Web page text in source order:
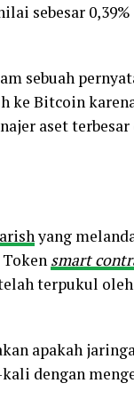
sebesar
sebuah
ke Bitcoin
aset
yang
smart
terpukul
apakah
dengan